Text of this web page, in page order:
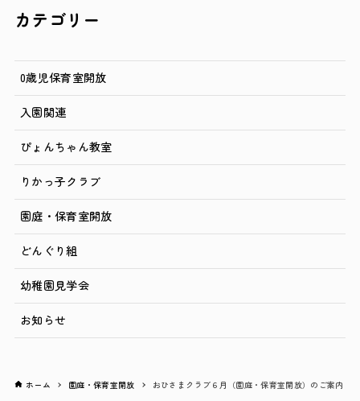
ブ
カテゴリー
0歳児保育室開放
入園関連
ぴょんちゃん教室
りかっ子クラブ
園庭・保育室開放
どんぐり組
幼稚園見学会
お知らせ
ホーム 園庭・保育室開放 おひさまクラブ６月（園庭・保育室開放）のご案内